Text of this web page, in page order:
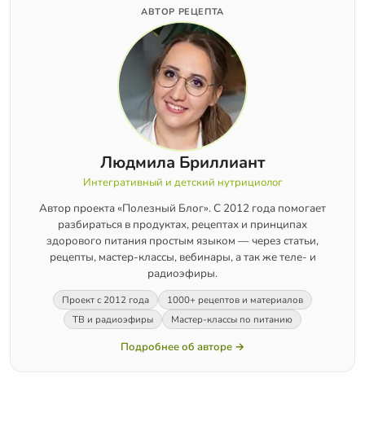
АВТОР РЕЦЕПТА
Людмила Бриллиант
Интегративный и детский нутрициолог
Автор проекта «Полезный Блог». С 2012 года помогает
разбираться в продуктах, рецептах и принципах
здорового питания простым языком — через статьи,
рецепты, мастер-классы, вебинары, а так же теле- и
радиоэфиры.
Проект с 2012 года
1000+ рецептов и материалов
ТВ и радиоэфиры
Мастер-классы по питанию
Подробнее об авторе →